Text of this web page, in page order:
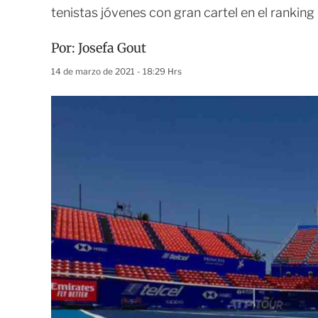
tenistas jóvenes con gran cartel en el ranking
Por: Josefa Gout
14 de marzo de 2021 - 18:29 Hrs